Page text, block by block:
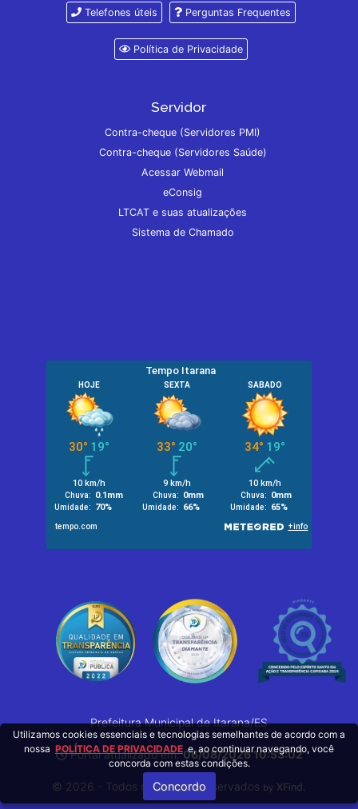
Telefones úteis Perguntas Frequentes
Política de Privacidade
Servidor
Contra-cheque (Servidores PMI)
Contra-cheque (Servidores Saúde)
Acessar Webmail
eConsig
LTCAT e suas atualizações
Sistema de Chamado
Prefeitura Municipal de Itarana/ES
Portal atualizado em:06/08/2026 10:53:02
© 2026 - Todos os Direitos Reservados by XFind
Utilizamos cookies essenciais e tecnologias semelhantes de acordo com a
nossa POLÍTICA DE PRIVACIDADE e, ao continuar navegando, você
concorda com estas condições.
Concordo